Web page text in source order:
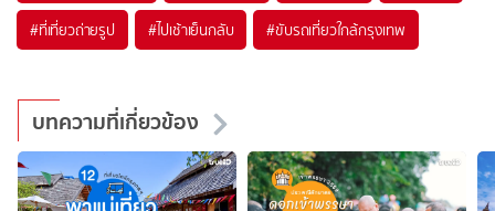
#ที่เที่ยวถ่ายรูป #ไปเช้าเย็นกลับ #ขับรถเที่ยวใกล้กรุงเทพ
บทความที่เกี่ยวข้อง